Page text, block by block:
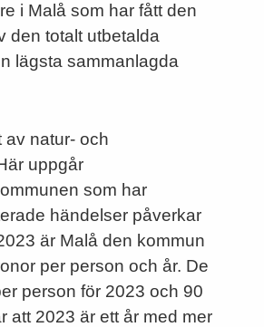
i Malå som har fått den
den totalt utbetalda
lägsta sammanlagda
av natur- och
uppgår
som har
händelser påverkar
är Malå den kommun
per person och år. De
person för 2023 och 90
att 2023 är ett år med mer